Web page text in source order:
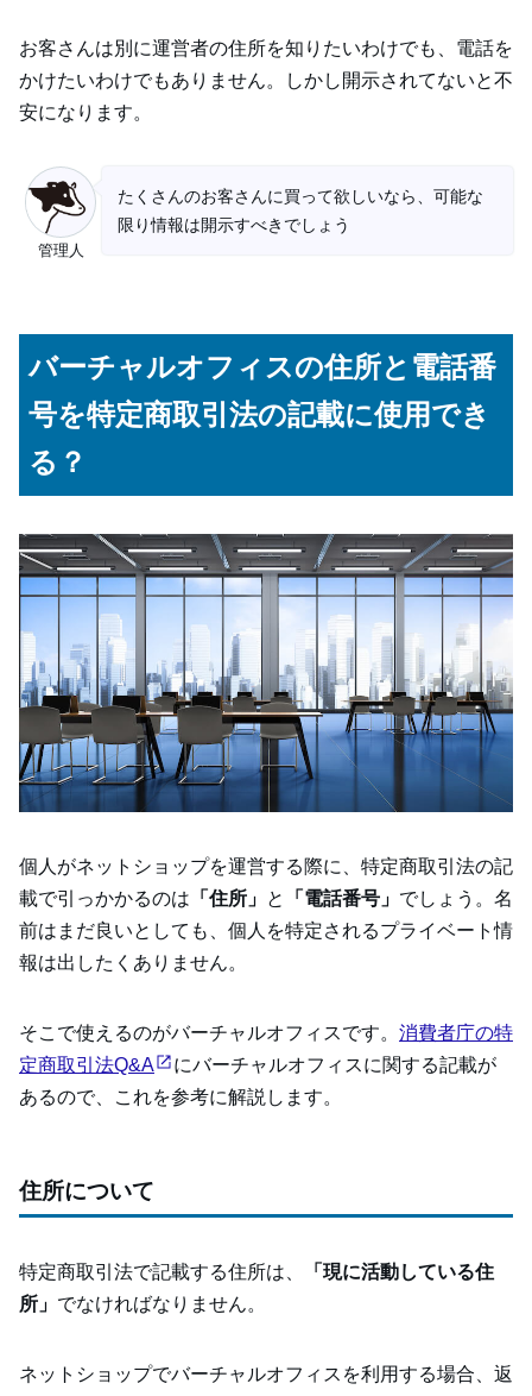
お客さんは別に運営者の住所を知りたいわけでも、電話を
かけたいわけでもありません。しかし開示されてないと不
安になります。
管理人
たくさんのお客さんに買って欲しいなら、可能な
限り情報は開示すべきでしょう
バーチャルオフィスの住所と電話番
号を特定商取引法の記載に使用でき
る？
個人がネットショップを運営する際に、特定商取引法の記
載で引っかかるのは 「住所」 と 「電話番号」 でしょう。名
前はまだ良いとしても、個人を特定されるプライベート情
報は出したくありません。
そこで使えるのがバーチャルオフィスです。 消費者庁の特
定商取引法Q&A
にバーチャルオフィスに関する記載が
あるので、これを参考に解説します。
住所について
特定商取引法で記載する住所は、
「現に活動している住
所」 でなければなりません。
ネットショップでバーチャルオフィスを利用する場合、返